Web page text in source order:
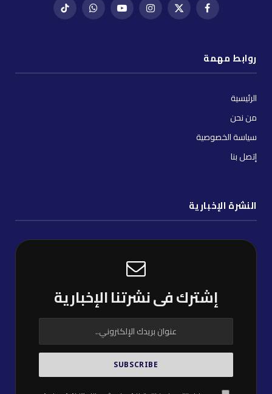
فيسبوكX
إنستغراميوتيوب واتساب تيك
روابط مهمة
الرئيسية
من نحن
سياسة الخصوصية
إتصل بنا
النشرة الإخبارية
إشترك فى نشرتنا الإخبارية